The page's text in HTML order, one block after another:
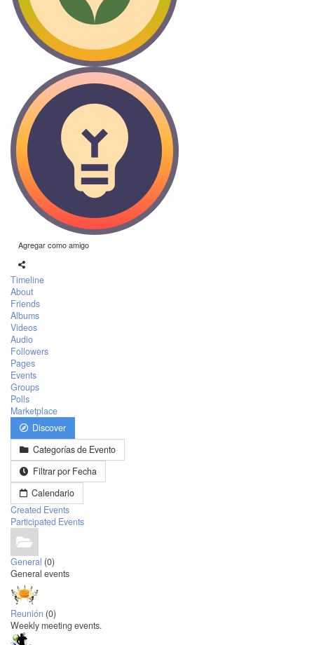
Agregar como amigo
Timeline
About
Friends
Albums
Videos
Audio
Followers
Pages
Events
Groups
Polls
Marketplace
Discover
Categorías de Evento
Filtrar por Fecha
Calendario
Created Events
Participated Events
General (0)
General events
Reunión (0)
Weekly meeting events.